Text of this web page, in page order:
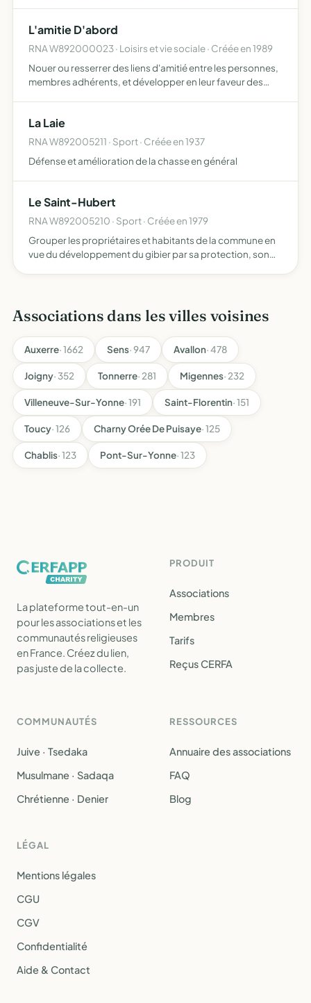
L'amitie D'abord
RNA W892000023 · Loisirs et vie sociale · Créée en 1989
Nouer ou resserrer des liens d'amitié entre les personnes,
membres adhérents, et développer en leur faveur des
La Laie
RNA W892005211 · Sport · Créée en 1937
Défense et amélioration de la chasse en général
Le Saint-Hubert
RNA W892005210 · Sport · Créée en 1979
Grouper les propriétaires et habitants de la commune en
vue du développement du gibier par sa protection, son
Associations dans les villes voisines
Auxerre· 1662 Sens· 947 Avallon· 478
Joigny· 352 Tonnerre· 281 Migennes· 232
Villeneuve-Sur-Yonne· 191 Saint-Florentin· 151
Toucy· 126 Charny Orée De Puisaye· 125
Chablis· 123 Pont-Sur-Yonne· 123
La plateforme tout-en-un
pour les associations et les
communautés religieuses
en France. Créez du lien,
pas juste de la collecte.
PRODUIT
Associations
Membres
Tarifs
Reçus CERFA
COMMUNAUTÉS
Juive · Tsedaka
Musulmane · Sadaqa
Chrétienne · Denier
RESSOURCES
Annuaire des associations
FAQ
Blog
LÉGAL
Mentions légales
CGU
CGV
Confidentialité
Aide & Contact